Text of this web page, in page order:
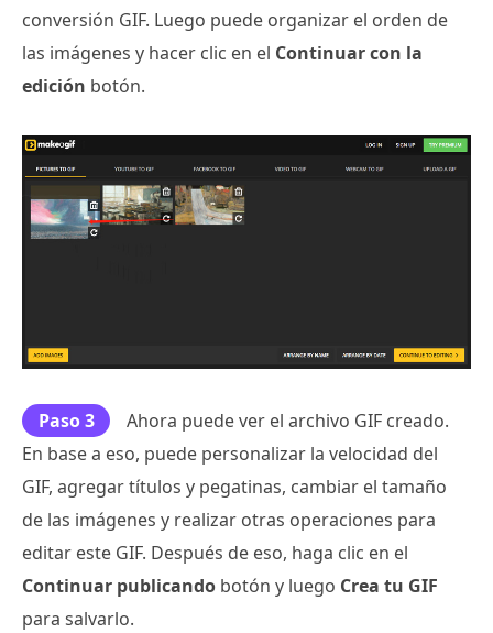
conversión GIF. Luego puede organizar el orden de
las imágenes y hacer clic en el Continuar con la
edición botón.
Paso 3
Ahora puede ver el archivo GIF creado.
En base a eso, puede personalizar la velocidad del
GIF, agregar títulos y pegatinas, cambiar el tamaño
de las imágenes y realizar otras operaciones para
editar este GIF. Después de eso, haga clic en el
Continuar publicando botón y luego Crea tu GIF
para salvarlo.